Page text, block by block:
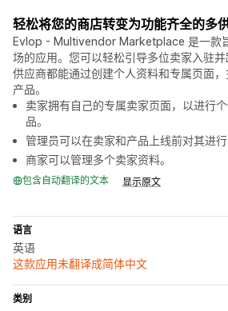
轻松将您的商店转变为功能齐全的多
Evlop - Multivendor Marketplace 是一款
场的应用。您可以轻松引导多位卖家入驻
供应商都能通过创建个人资料和专属页面
产品。
卖家拥有自己的专属卖家页面，以进行
品。
管理员可以在卖家和产品上线前对其进行
商家可以管理多个卖家资料。
包含自动翻译的文本 显示原文
语言
英语
这款应用未翻译成简体中文
类别